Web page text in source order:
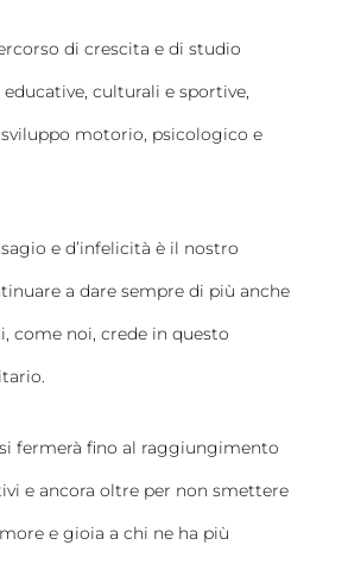
di crescita e di studio
culturali e sportive,
motorio, psicologico e
e d’infelicità è il nostro
a dare sempre di più anche
come noi, crede in questo
fermerà fino al raggiungimento
e ancora oltre per non smettere
e gioia a chi ne ha più